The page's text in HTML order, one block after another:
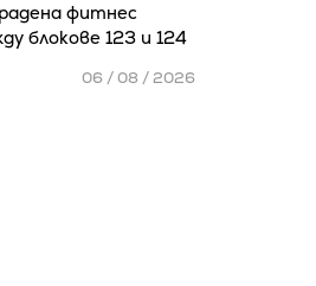
фитнес
блокове 123 и 124
06 / 08 / 2026